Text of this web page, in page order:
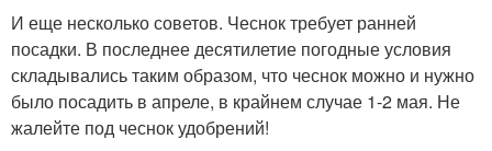
И еще несколько советов. Чеснок требует ранней
посадки. В последнее десятилетие погодные условия
складывались таким образом, что чеснок можно и нужно
было посадить в апреле, в крайнем случае 1-2 мая. Не
жалейте под чеснок удобрений!